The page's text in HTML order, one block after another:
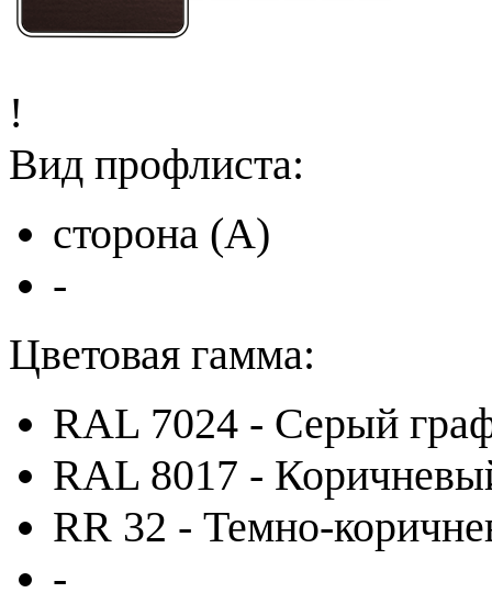
!
Вид профлиста:
сторона (A)
-
Цветовая гамма:
RAL 7024 - Серый
RAL 8017 -
RR 32 - Темно-
-